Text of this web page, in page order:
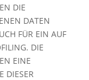
DIE
DATEN
FÜR EIN AUF
DIE
EINE
DIESER